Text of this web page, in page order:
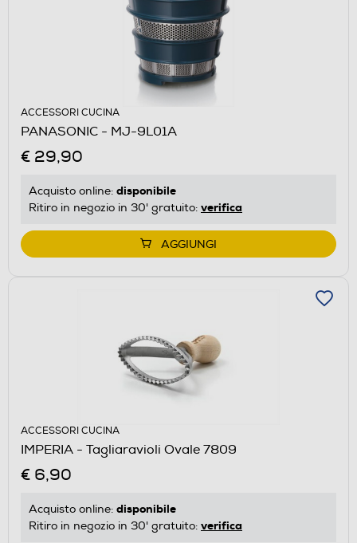
ACCESSORI CUCINA
PANASONIC - MJ-9L01A
€ 29,90
Acquisto online: disponibile
Ritiro in negozio in 30' gratuito: verifica
AGGIUNGI
ACCESSORI CUCINA
IMPERIA - Tagliaravioli Ovale 7809
€ 6,90
Acquisto online: disponibile
Ritiro in negozio in 30' gratuito: verifica